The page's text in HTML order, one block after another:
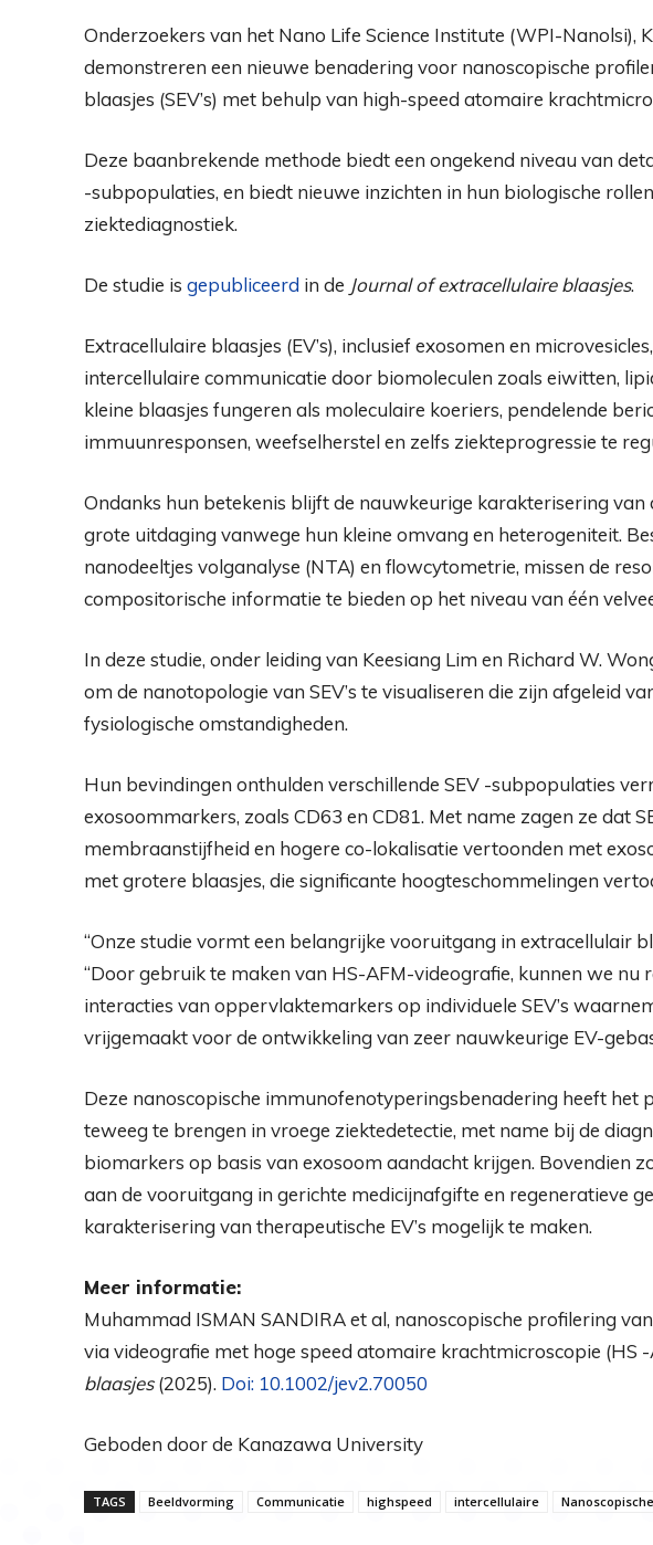
Onderzoekers van het Nano Life Science Institute (WPI-Nanolsi),
demonstreren een nieuwe benadering voor nanoscopische
blaasjes (SEV’s) met behulp van high-speed atomaire
Deze baanbrekende methode biedt een ongekend niveau van
-subpopulaties, en biedt nieuwe inzichten in hun biologische
ziektediagnostiek.
De studie is gepubliceerd in de Journal of extracellulaire blaasjes.
Extracellulaire blaasjes (EV’s), inclusief exosomen en
intercellulaire communicatie door biomoleculen zoals eiwitten,
kleine blaasjes fungeren als moleculaire koeriers, pendelende
immuunresponsen, weefselherstel en zelfs ziekteprogressie te
Ondanks hun betekenis blijft de nauwkeurige karakterisering van
grote uitdaging vanwege hun kleine omvang en heterogeniteit.
nanodeeltjes volganalyse (NTA) en flowcytometrie, missen de
compositorische informatie te bieden op het niveau van één
In deze studie, onder leiding van Keesiang Lim en Richard W.
om de nanotopologie van SEV’s te visualiseren die zijn afgeleid
fysiologische omstandigheden.
Hun bevindingen onthulden verschillende SEV -subpopulaties
exosoommarkers, zoals CD63 en CD81. Met name zagen ze dat
membraanstijfheid en hogere co-lokalisatie vertoonden met
met grotere blaasjes, die significante hoogteschommelingen
“Onze studie vormt een belangrijke vooruitgang in extracellulair
“Door gebruik te maken van HS-AFM-videografie, kunnen we nu
interacties van oppervlaktemarkers op individuele SEV’s
vrijgemaakt voor de ontwikkeling van zeer nauwkeurige EV-
Deze nanoscopische immunofenotyperingsbenadering heeft het
teweeg te brengen in vroege ziektedetectie, met name bij de
biomarkers op basis van exosoom aandacht krijgen. Bovendien
aan de vooruitgang in gerichte medicijnafgifte en regeneratieve
karakterisering van therapeutische EV’s mogelijk te maken.
Meer informatie:
Muhammad ISMAN SANDIRA et al, nanoscopische profilering
via videografie met hoge speed atomaire krachtmicroscopie (HS -
blaasjes(2025). Doi: 10.1002/jev2.70050
Geboden door de Kanazawa University
TAGS Beeldvorming Communicatie highspeed intercellulaire Nanoscopische